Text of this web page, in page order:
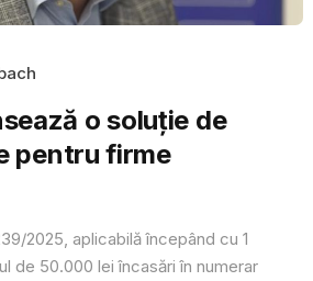
o soluție de
pentru firme
2025, aplicabilă începând cu 1
de 50.000 lei încasări în numerar